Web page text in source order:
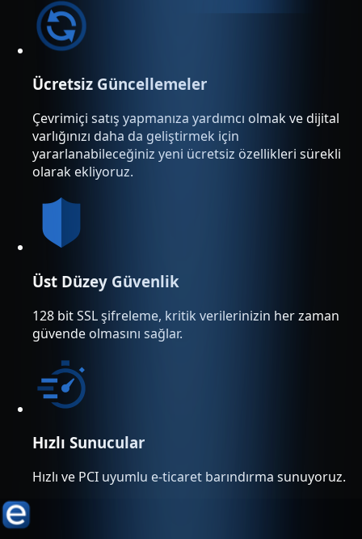
Ücretsiz Güncellemeler
Çevrimiçi satış yapmanıza yardımcı olmak ve dijital
varlığınızı daha da geliştirmek için
yararlanabileceğiniz yeni ücretsiz özellikleri sürekli
olarak ekliyoruz.
Üst Düzey Güvenlik
128 bit SSL şifreleme, kritik verilerinizin her zaman
güvende olmasını sağlar.
Hızlı Sunucular
Hızlı ve PCI uyumlu e-ticaret barındırma sunuyoruz.